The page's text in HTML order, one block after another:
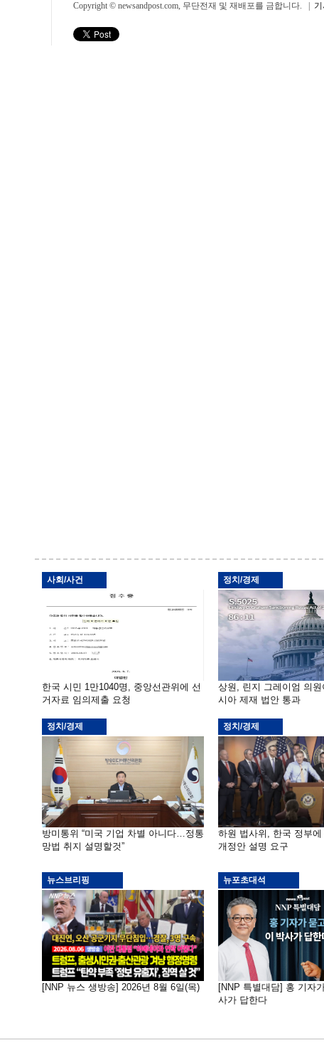
Copyright © newsandpost.com, 무단전재 및 재배포를 금합니다. |
사회/사건
한국 시민 1만1040명, 중앙선관위에 선
거자료 임의제출 요청
정치/경제
상원, 린지 그레이엄 의원
시아 제재 법안 통과
정치/경제
방미통위 “미국 기업 차별 아니다…정통
망법 취지 설명할것”
정치/경제
하원 법사위, 한국 정부에
개정안 설명 요구
뉴스브리핑
[NNP 뉴스 생방송] 2026년 8월 6일(목)
뉴포초대석
[NNP 특별대담] 홍 기자
사가 답한다